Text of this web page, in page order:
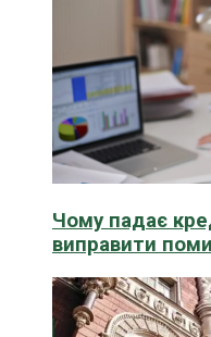
Чому падає
виправити